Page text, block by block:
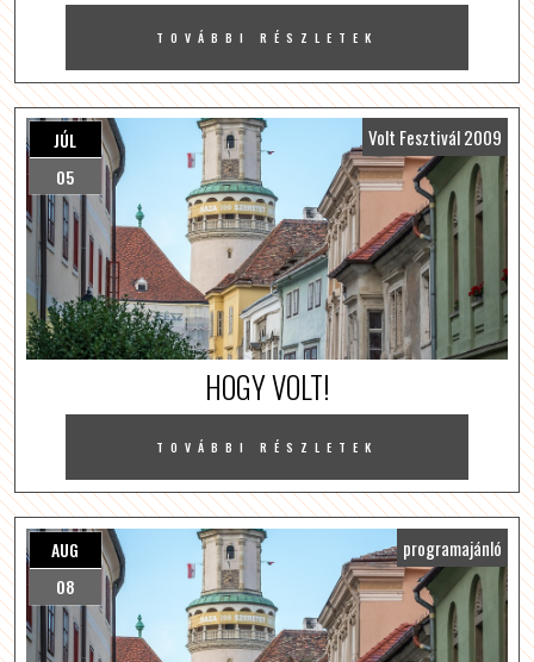
TOVÁBBI RÉSZLETEK
JÚL
05
Volt Fesztivál 2009
HOGY VOLT!
TOVÁBBI RÉSZLETEK
AUG
08
programajánló